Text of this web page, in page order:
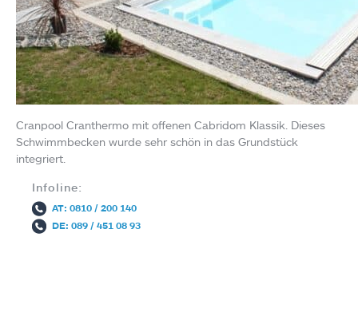
Cranpool Cranthermo mit offenen Cabridom Klassik. Dieses
Schwimmbecken wurde sehr schön in das Grundstück
integriert.
Infoline:
AT: 0810 / 200 140
DE: 089 / 451 08 93